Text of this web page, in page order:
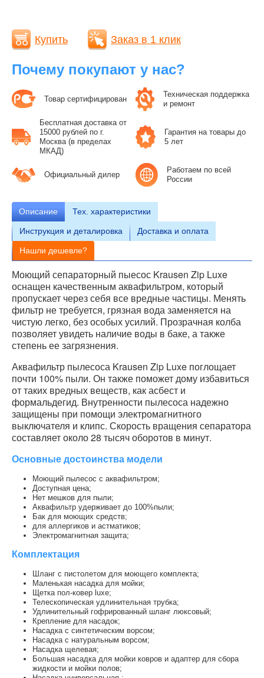
Купить Заказ в 1 клик
Почему покупают у нас?
Товар сертифицирован
Техническая поддержка
и ремонт
Бесплатная доставка от
15000 рублей по г.
Москва (в пределах
МКАД)
Гарантия на товары до
5 лет
Официальный дилер
Работаем по всей
России
Описание Тех. характеристики
Инструкция и деталировка Доставка и оплата
Нашли дешевле?
Моющий сепараторный пыесос Krausen Zip Luxe
оснащен качественным аквафильтром, который
пропускает через себя все вредные частицы. Менять
фильтр не требуется, грязная вода заменяется на
чистую легко, без особых усилий. Прозрачная колба
позволяет увидеть наличие воды в баке, а также
степень ее загрязнения.
Аквафильтр пылесоса Krausen Zip Luxe поглощает
почти 100% пыли. Он также поможет дому избавиться
от таких вредных веществ, как асбест и
формальдегид. Внутренности пылесоса надежно
защищены при помощи электромагнитного
выключателя и клипс. Скорость вращения сепаратора
составляет около 28 тысяч оборотов в минут.
Основные достоинства модели
Моющий пылесос с аквафильтром;
Доступная цена;
Нет мешков для пыли;
Аквафильтр удерживает до 100%пыли;
Бак для моющих средств;
для аллергиков и астматиков;
Электромагнитная защита;
Комплектация
Шланг с пистолетом для моющего комплекта;
Маленькая насадка для мойки;
Щетка пол-ковер luxe;
Телескопическая удлинительная трубка;
Удлинительный гофрированный шланг люксовый;
Крепление для насадок;
Насадка с синтетическим ворсом;
Насадка с натуральным ворсом;
Насадка щелевая;
Большая насадка для мойки ковров и адаптер для сбора
жидкости и мойки полов;